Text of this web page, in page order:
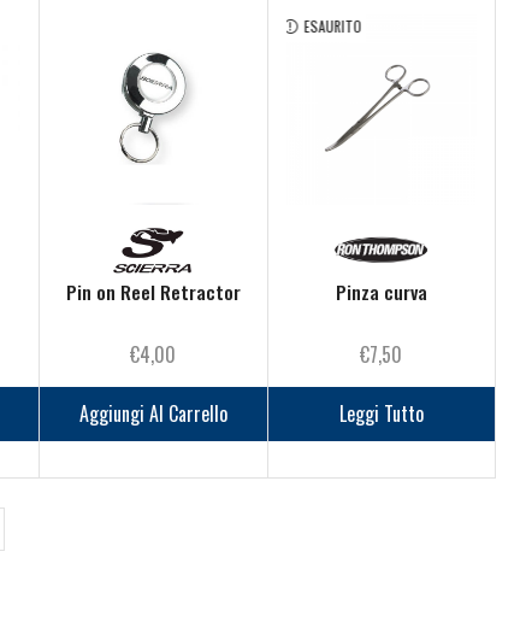
Pin on Reel Retractor
€4,00
Aggiungi Al Carrello
ESAURITO
Pinza curva
€7,50
Leggi Tutto